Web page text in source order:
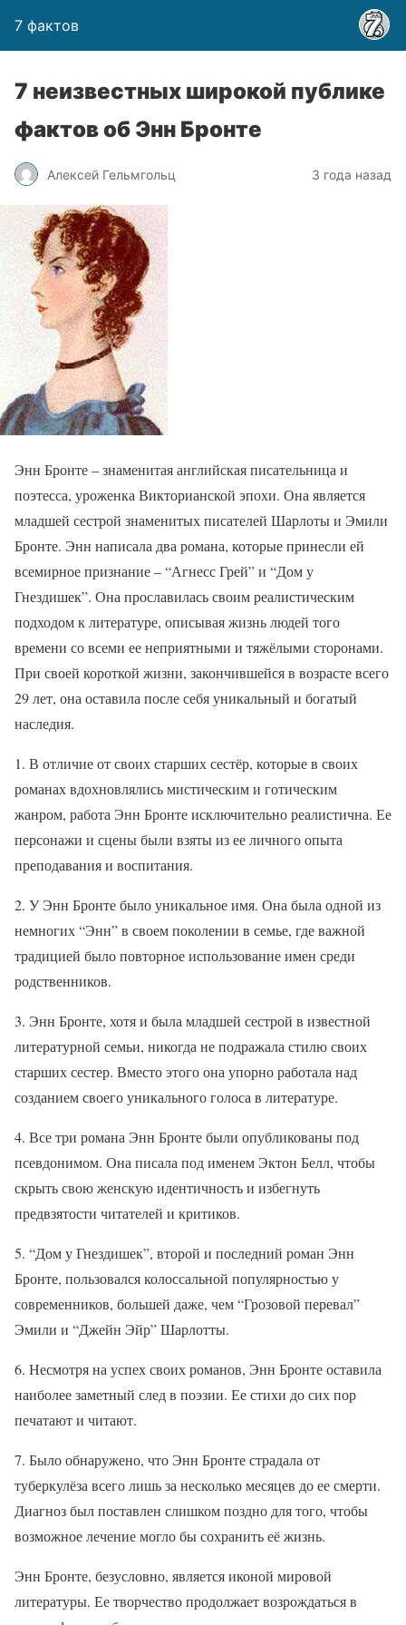
7 фактов
7 неизвестных широкой публике
фактов об Энн Бронте
Алексей Гельмгольц 3 года назад
Энн Бронте – знаменитая английская писательница и
поэтесса, уроженка Викторианской эпохи. Она является
младшей сестрой знаменитых писателей Шарлоты и Эмили
Бронте. Энн написала два романа, которые принесли ей
всемирное признание – “Агнесс Грей” и “Дом у
Гнездишек”. Она прославилась своим реалистическим
подходом к литературе, описывая жизнь людей того
времени со всеми ее неприятными и тяжёлыми сторонами.
При своей короткой жизни, закончившейся в возрасте всего
29 лет, она оставила после себя уникальный и богатый
наследия.
1. В отличие от своих старших сестёр, которые в своих
романах вдохновлялись мистическим и готическим
жанром, работа Энн Бронте исключительно реалистична. Ее
персонажи и сцены были взяты из ее личного опыта
преподавания и воспитания.
2. У Энн Бронте было уникальное имя. Она была одной из
немногих “Энн” в своем поколении в семье, где важной
традицией было повторное использование имен среди
родственников.
3. Энн Бронте, хотя и была младшей сестрой в известной
литературной семьи, никогда не подражала стилю своих
старших сестер. Вместо этого она упорно работала над
созданием своего уникального голоса в литературе.
4. Все три романа Энн Бронте были опубликованы под
псевдонимом. Она писала под именем Эктон Белл, чтобы
скрыть свою женскую идентичность и избегнуть
предвзятости читателей и критиков.
5. “Дом у Гнездишек”, второй и последний роман Энн
Бронте, пользовался колоссальной популярностью у
современников, большей даже, чем “Грозовой перевал”
Эмили и “Джейн Эйр” Шарлотты.
6. Несмотря на успех своих романов, Энн Бронте оставила
наиболее заметный след в поэзии. Ее стихи до сих пор
печатают и читают.
7. Было обнаружено, что Энн Бронте страдала от
туберкулёза всего лишь за несколько месяцев до ее смерти.
Диагноз был поставлен слишком поздно для того, чтобы
возможное лечение могло бы сохранить её жизнь.
Энн Бронте, безусловно, является иконой мировой
литературы. Ее творчество продолжает возрождаться в